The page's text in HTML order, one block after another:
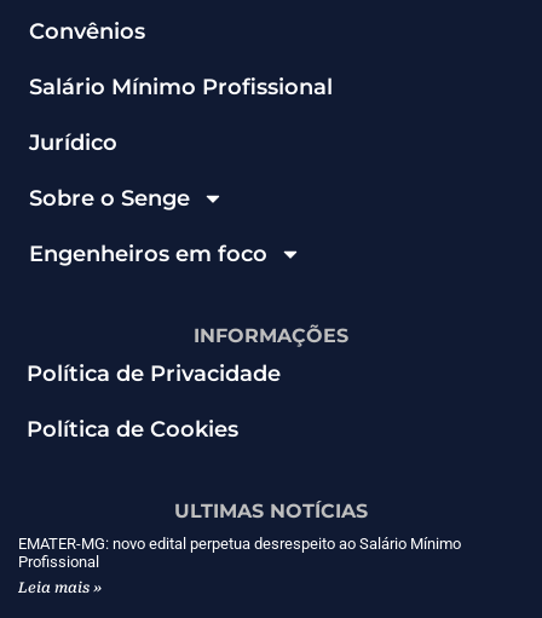
Convênios
Salário Mínimo Profissional
Jurídico
Sobre o Senge
Engenheiros em foco
INFORMAÇÕES
Política de Privacidade
Política de Cookies
ULTIMAS NOTÍCIAS
EMATER-MG: novo edital perpetua desrespeito ao Salário Mínimo
Profissional
Leia mais »